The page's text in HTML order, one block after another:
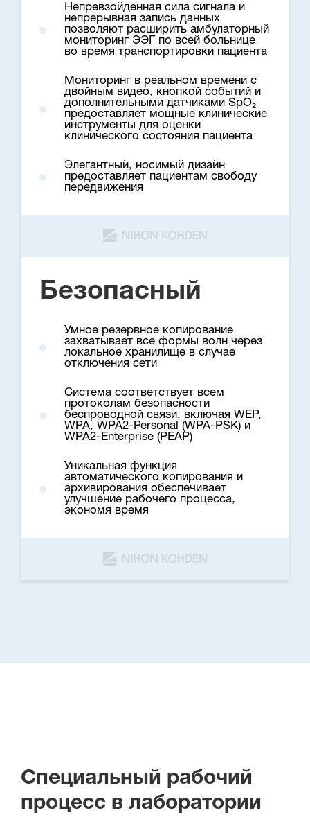
Непревзойденная сила сигнала и
непрерывная запись данных
позволяют расширить амбулаторный
мониторинг ЭЭГ по всей больнице
во время транспортировки пациента
Мониторинг в реальном времени с
двойным видео, кнопкой событий и
дополнительными датчиками SpO₂
предоставляет мощные клинические
инструменты для оценки
клинического состояния пациента
Элегантный, носимый дизайн
предоставляет пациентам свободу
передвижения
Безопасный
Умное резервное копирование
захватывает все формы волн через
локальное хранилище в случае
отключения сети
Система соответствует всем
протоколам безопасности
беспроводной связи, включая WEP,
WPA, WPA2-Personal (WPA-PSK) и
WPA2-Enterprise (PEAP)
Уникальная функция
автоматического копирования и
архивирования обеспечивает
улучшение рабочего процесса,
экономя время
Специальный рабочий
процесс в лаборатории